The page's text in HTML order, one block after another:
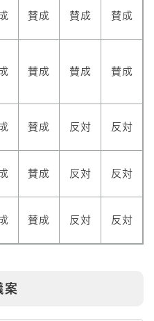
賛成 賛成 賛成
賛成 賛成 賛成
賛成 反対 反対
賛成 反対 反対
賛成 反対 反対
案